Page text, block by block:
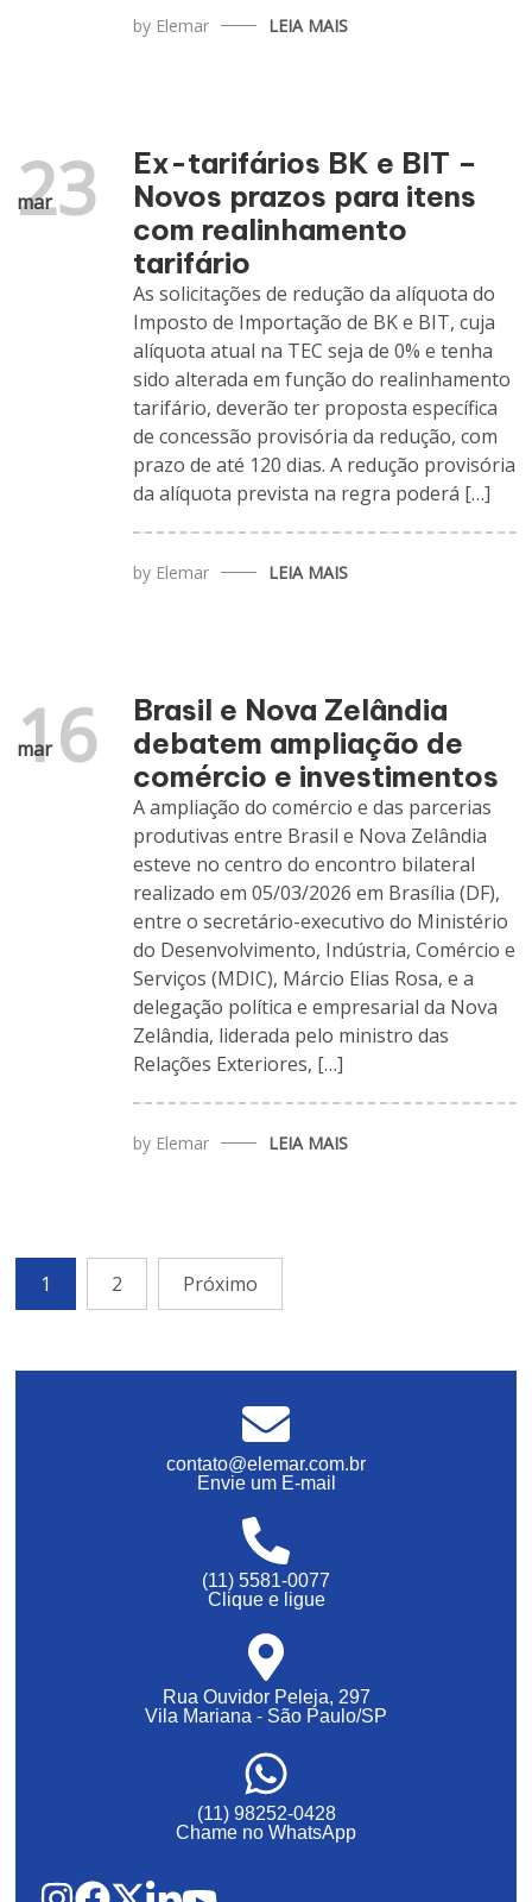
by Elemar LEIA MAIS
mar
23
Ex-tarifários BK e BIT –
Novos prazos para itens
com realinhamento
tarifário
As solicitações de redução da alíquota do
Imposto de Importação de BK e BIT, cuja
alíquota atual na TEC seja de 0% e tenha
sido alterada em função do realinhamento
tarifário, deverão ter proposta específica
de concessão provisória da redução, com
prazo de até 120 dias. A redução provisória
da alíquota prevista na regra poderá […]
by Elemar LEIA MAIS
mar
16
Brasil e Nova Zelândia
debatem ampliação de
comércio e investimentos
A ampliação do comércio e das parcerias
produtivas entre Brasil e Nova Zelândia
esteve no centro do encontro bilateral
realizado em 05/03/2026 em Brasília (DF),
entre o secretário-executivo do Ministério
do Desenvolvimento, Indústria, Comércio e
Serviços (MDIC), Márcio Elias Rosa, e a
delegação política e empresarial da Nova
Zelândia, liderada pelo ministro das
Relações Exteriores, […]
by Elemar LEIA MAIS
1 2 Próximo
contato@elemar.com.br
Envie um E-mail
(11) 5581-0077
Clique e ligue
Rua Ouvidor Peleja, 297
Vila Mariana - São Paulo/SP
(11) 98252-0428
Chame no WhatsApp